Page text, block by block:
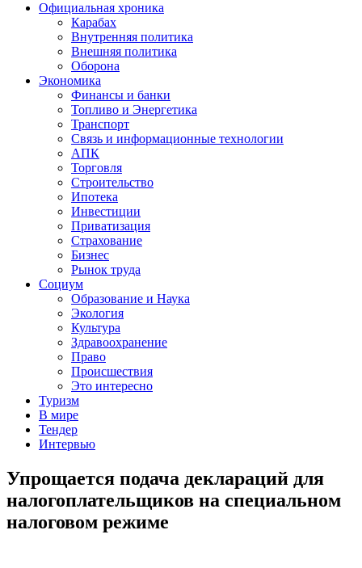
Официальная хроника
Карабах
Внутренняя политика
Внешняя политика
Оборона
Экономика
Финансы и банки
Топливо и Энергетика
Транспорт
Связь и информационные технологии
АПК
Торговля
Строительство
Ипотека
Инвестиции
Приватизация
Страхование
Бизнес
Рынок труда
Социум
Образование и Наука
Экология
Культура
Здравоохранение
Право
Происшествия
Это интересно
Туризм
В мире
Тендер
Интервью
Упрощается подача деклараций для
налогоплательщиков на специальном
налоговом режиме